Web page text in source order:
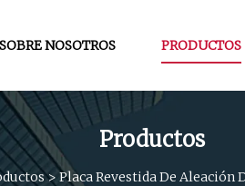
SOBRE NOSOTROS PRODUCTOS
Productos
> Placa Revestida De Aleación